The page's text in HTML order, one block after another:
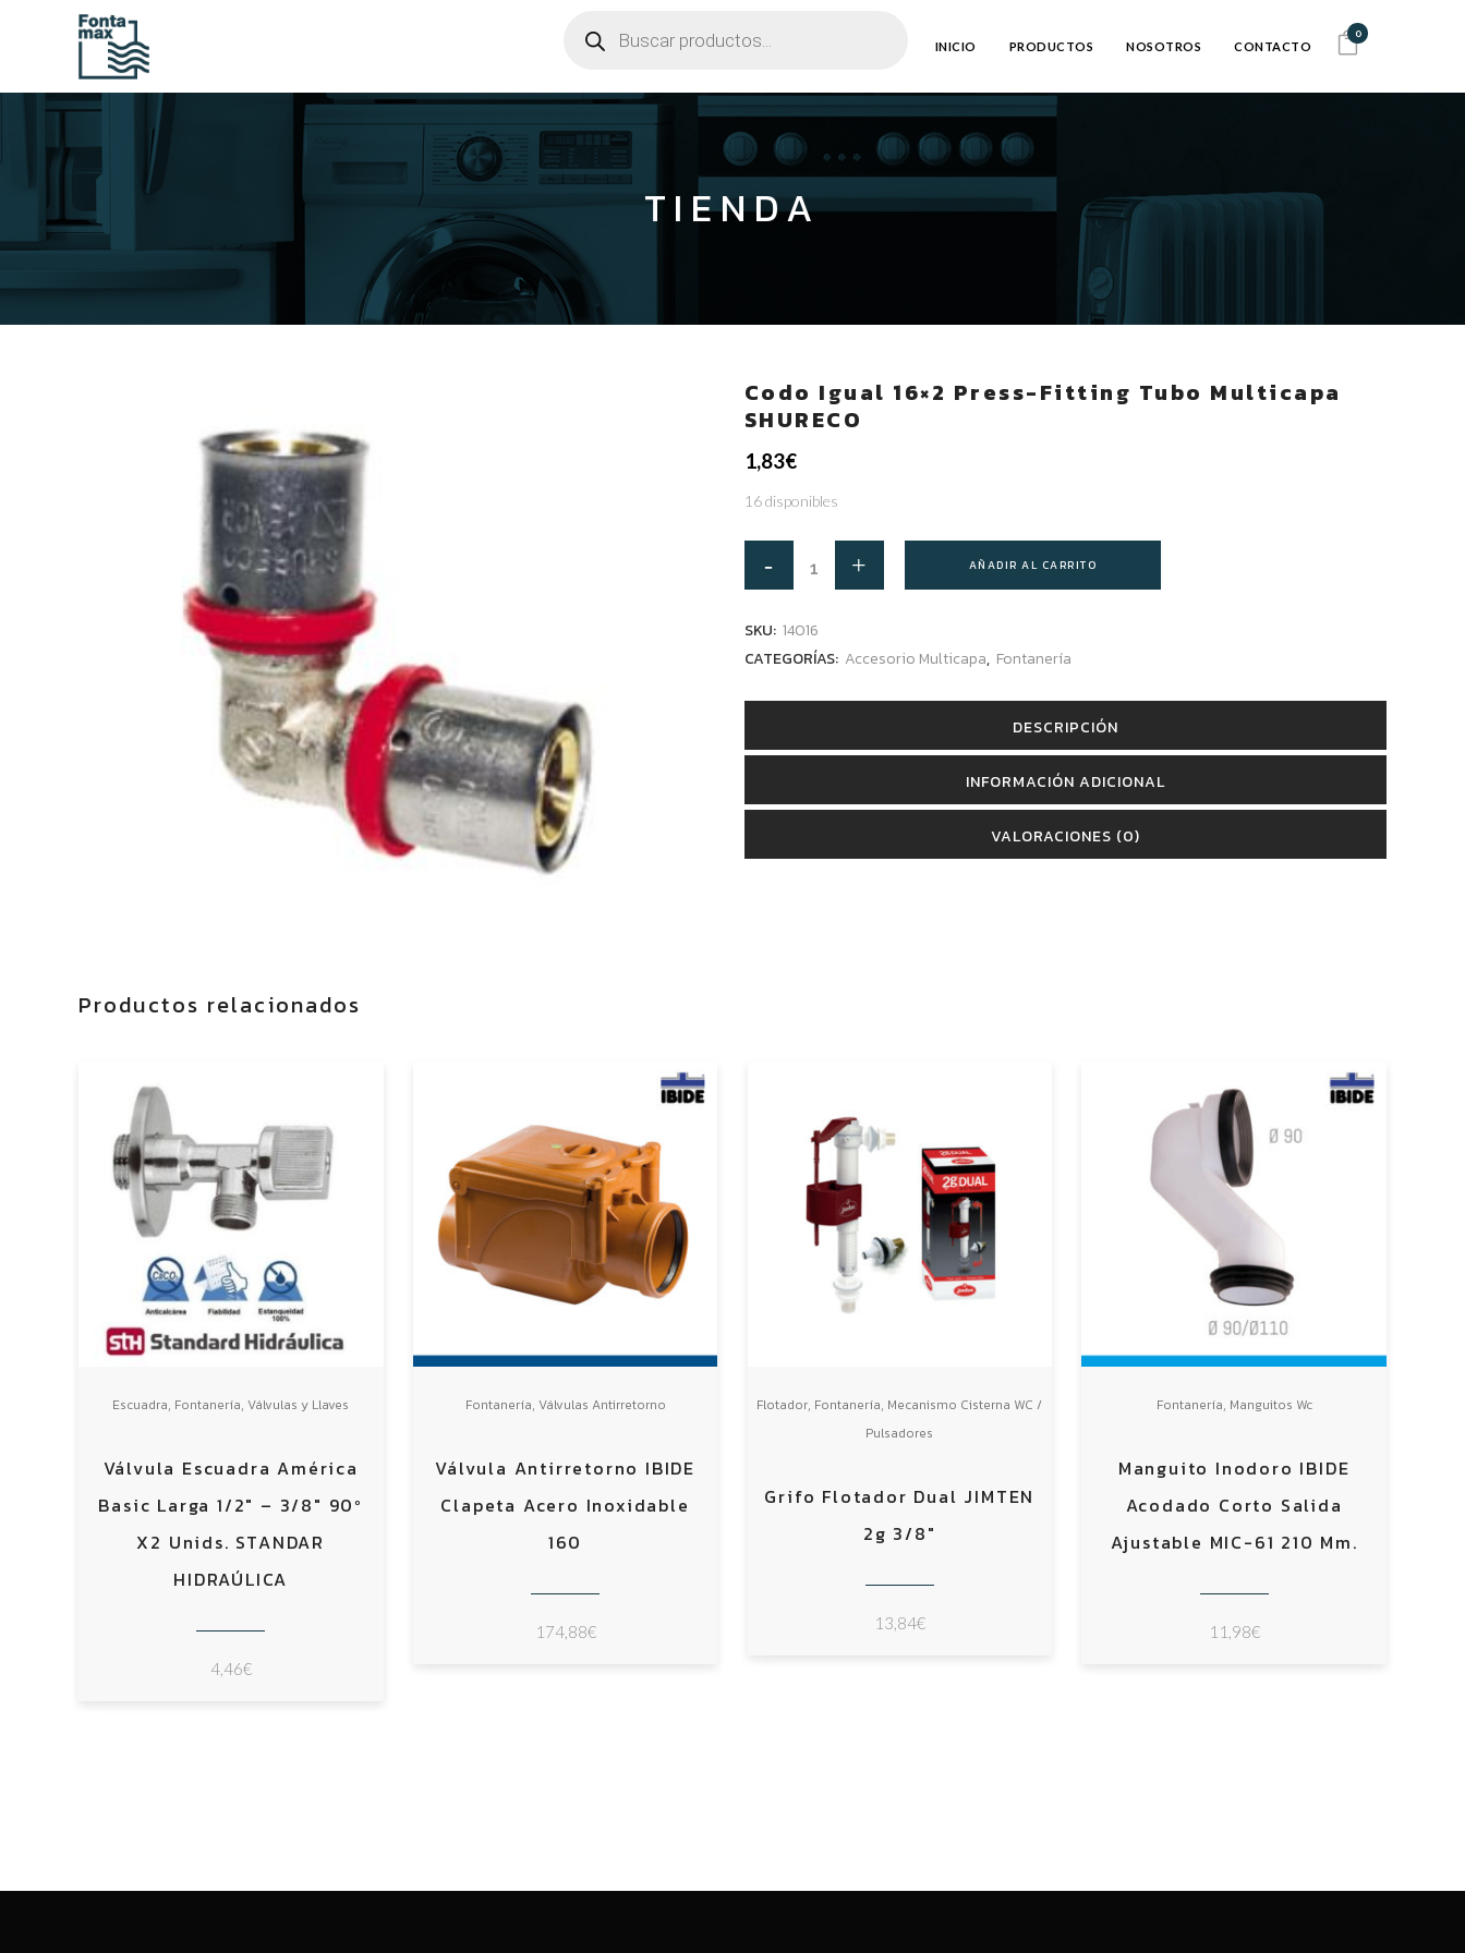
0
productos INICIO PRODUCTOS NOSOTROS CONTACTO
TIENDA
Codo Igual 16×2 Press-Fitting Tubo Multicapa
SHURECO
1,83€
16 disponibles
AÑADIR AL CARRITO
SKU: 14016
CATEGORÍAS: Accesorio Multicapa, Fontanería
DESCRIPCIÓN
INFORMACIÓN ADICIONAL
VALORACIONES (0)
Productos relacionados
Escuadra, Fontanería,Válvulas y Llaves
Válvula Escuadra América
Basic Larga 1/2″ – 3/8″ 90º
X2 Unids. STANDAR
HIDRAÚLICA
4,46€
Fontanería, Válvulas Antirretorno
Válvula Antirretorno IBIDE
Clapeta Acero Inoxidable
160
174,88€
Flotador, Fontanería, Mecanismo Cisterna WC /
Pulsadores
Grifo Flotador Dual JIMTEN
2g 3/8″
13,84€
Fontanería, Manguitos Wc
Manguito Inodoro IBIDE
Acodado Corto Salida
Ajustable MIC-61 210 Mm.
11,98€